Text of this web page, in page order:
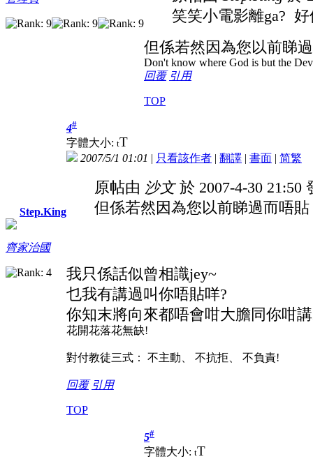
笑笑小電影離ga?
但係若然因為您以前睇
Don't know where God is but the
回覆 引用
TOP
Step.King
齊家治國
4#
字體大小: tT
2007/5/1 01:01 | 只看該作者 | 翻譯 | 書面 | 简繁
原帖由 沙文於 2007-4-30 21:50
但係若然因為您以前睇過而唔
我只係話似曾相識jey~
乜我有講過叫你唔貼咩?
你知末將向來都唔會咁大膽同你咁講
花開花落花無缺!
對付教徒三式： 不主動、 不抗拒、 不負責!
回覆 引用
TOP
5#
字體大小: tT